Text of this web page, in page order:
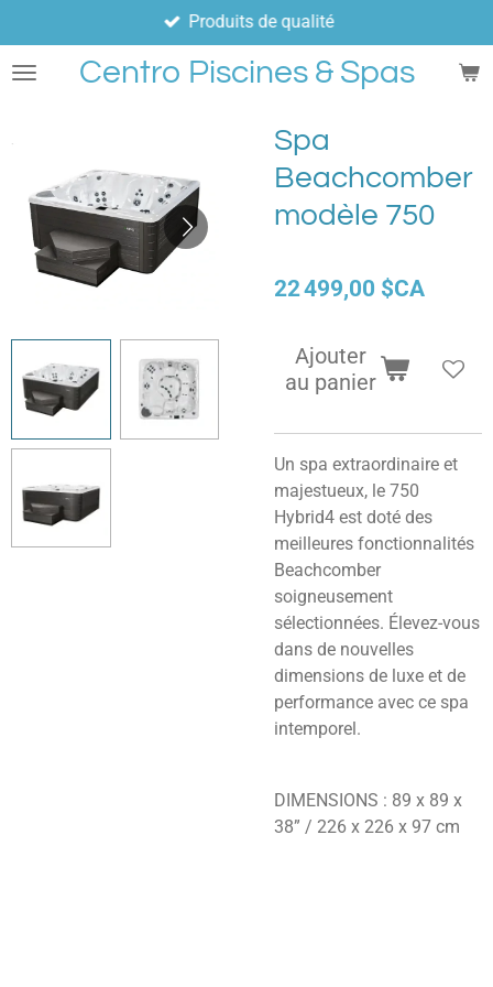
au
contenu Centro Piscines & Spas
Produits de qualité
Spa
Beachcomber
modèle 750
22 499,00 $CA
Ajouter
au panier
Un spa extraordinaire et
majestueux, le 750
Hybrid4 est doté des
meilleures fonctionnalités
Beachcomber
soigneusement
sélectionnées. Élevez-vous
dans de nouvelles
dimensions de luxe et de
performance avec ce spa
intemporel.
DIMENSIONS : 89 x 89 x
38” / 226 x 226 x 97 cm